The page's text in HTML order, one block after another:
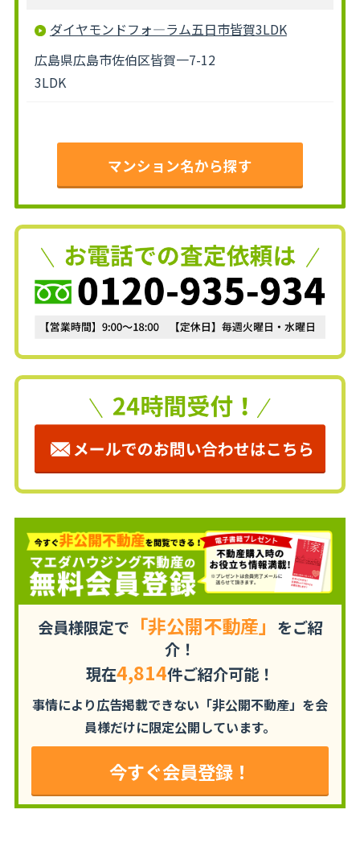
ダイヤモンドフォ―ラム五日市皆賀3LDK
広島県広島市佐伯区皆賀一7-12
3LDK
マンション名から探す
会員様限定で 「非公開不動産」 をご紹
介！
現在4,814件ご紹介可能！
事情により広告掲載できない「非公開不動産」を会
員様だけに限定公開しています。
今すぐ会員登録！